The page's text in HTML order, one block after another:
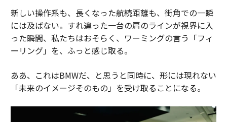
新しい操作系も、長くなった航続距離も、街角での一瞬
には及ばない。すれ違った一台の肩のラインが視界に入
った瞬間、私たちはおそらく、ワーミングの言う「フィ
ーリング」を、ふっと感じ取る。
ああ、これはBMWだ、と思うと同時に、形には現れない
「未来のイメージそのもの」を受け取ることになる。